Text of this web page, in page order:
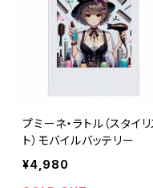
プミーネ・ラトル（スタイリ
ト）モバイルバッテリー
¥4,980